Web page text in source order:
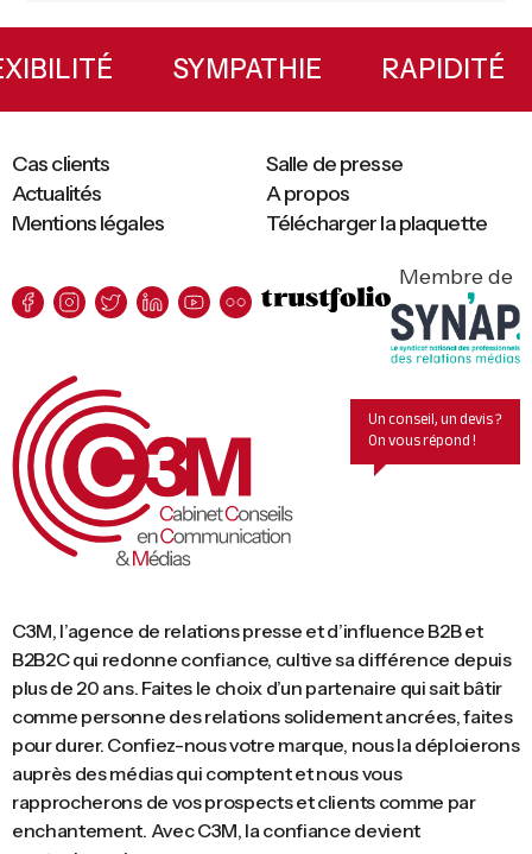
Primary
Sidebar
SYMPATHIE
C3M, l’agence de relations presse et d’influence B2B et
B2B2C qui redonne confiance, cultive sa différence depuis
plus de 20 ans. Faites le choix d’un partenaire qui sait bâtir
comme personne des relations solidement ancrées, faites
pour durer. Confiez-nous votre marque, nous la déploierons
auprès des médias qui comptent et nous vous
rapprocherons de vos prospects et clients comme par
enchantement. Avec C3M, la confiance devient
Mentions légales Télécharger la plaquette
Cas clients
Salle de presse
Actualités
A propos
Membre de
Un conseil, un devis ?
On vous répond !